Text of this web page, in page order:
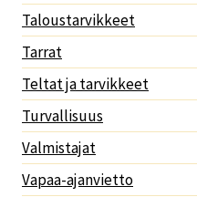
Taloustarvikkeet
Tarrat
Teltat ja tarvikkeet
Turvallisuus
Valmistajat
Vapaa-ajanvietto